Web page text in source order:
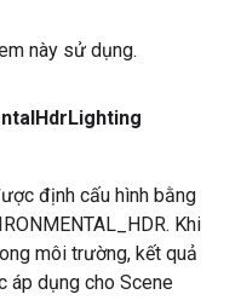
này sử dụng.
HdrLighting
định cấu hình bằng
Khi
môi trường, kết quả
áp dụng cho Scene